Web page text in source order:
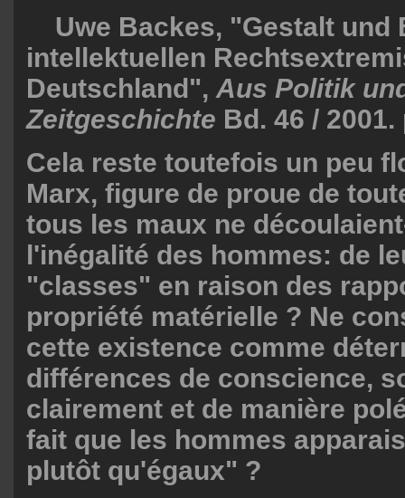
Uwe Backes, "Gestalt und
intellektuellen
Deutschland", Aus Politik
Zeitgeschichte Bd. 46 / 2001.
Cela reste toutefois un peu
Marx, figure de proue de
tous les maux ne
l'inégalité des hommes: de
"classes" en raison des
propriété matérielle ? Ne
cette existence comme
différences de conscience,
clairement et de manière
fait que les hommes
plutôt qu'égaux" ?